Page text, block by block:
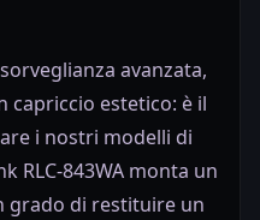
avanzata,
capriccio estetico: è il
i nostri modelli di
RLC-843WA monta un
grado di restituire un